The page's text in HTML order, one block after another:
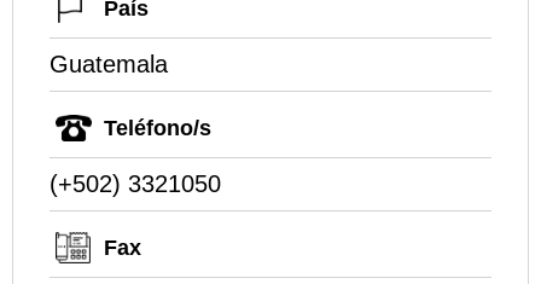
País
Guatemala
Teléfono/s
(+502) 3321050
Fax